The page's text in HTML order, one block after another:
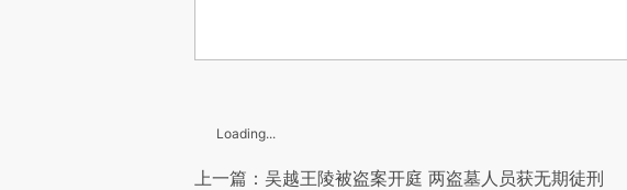
Loading...
上一篇：吴越王陵被盗案开庭 两盗墓人员获无期徒刑